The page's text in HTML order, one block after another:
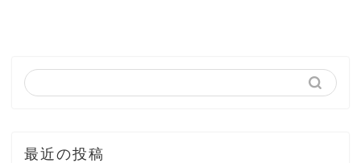
最近の投稿